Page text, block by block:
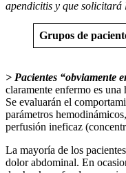
apendicitis y que
Grupos de
> Pacientes “obviamente
claramente enfermo es
Se evaluarán el
parámetros
perfusión ineficaz
La mayoría de los
dolor abdominal. En